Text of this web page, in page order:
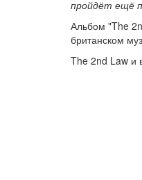
пройдёт ещё
Альбом "The
британском
The 2nd Law и